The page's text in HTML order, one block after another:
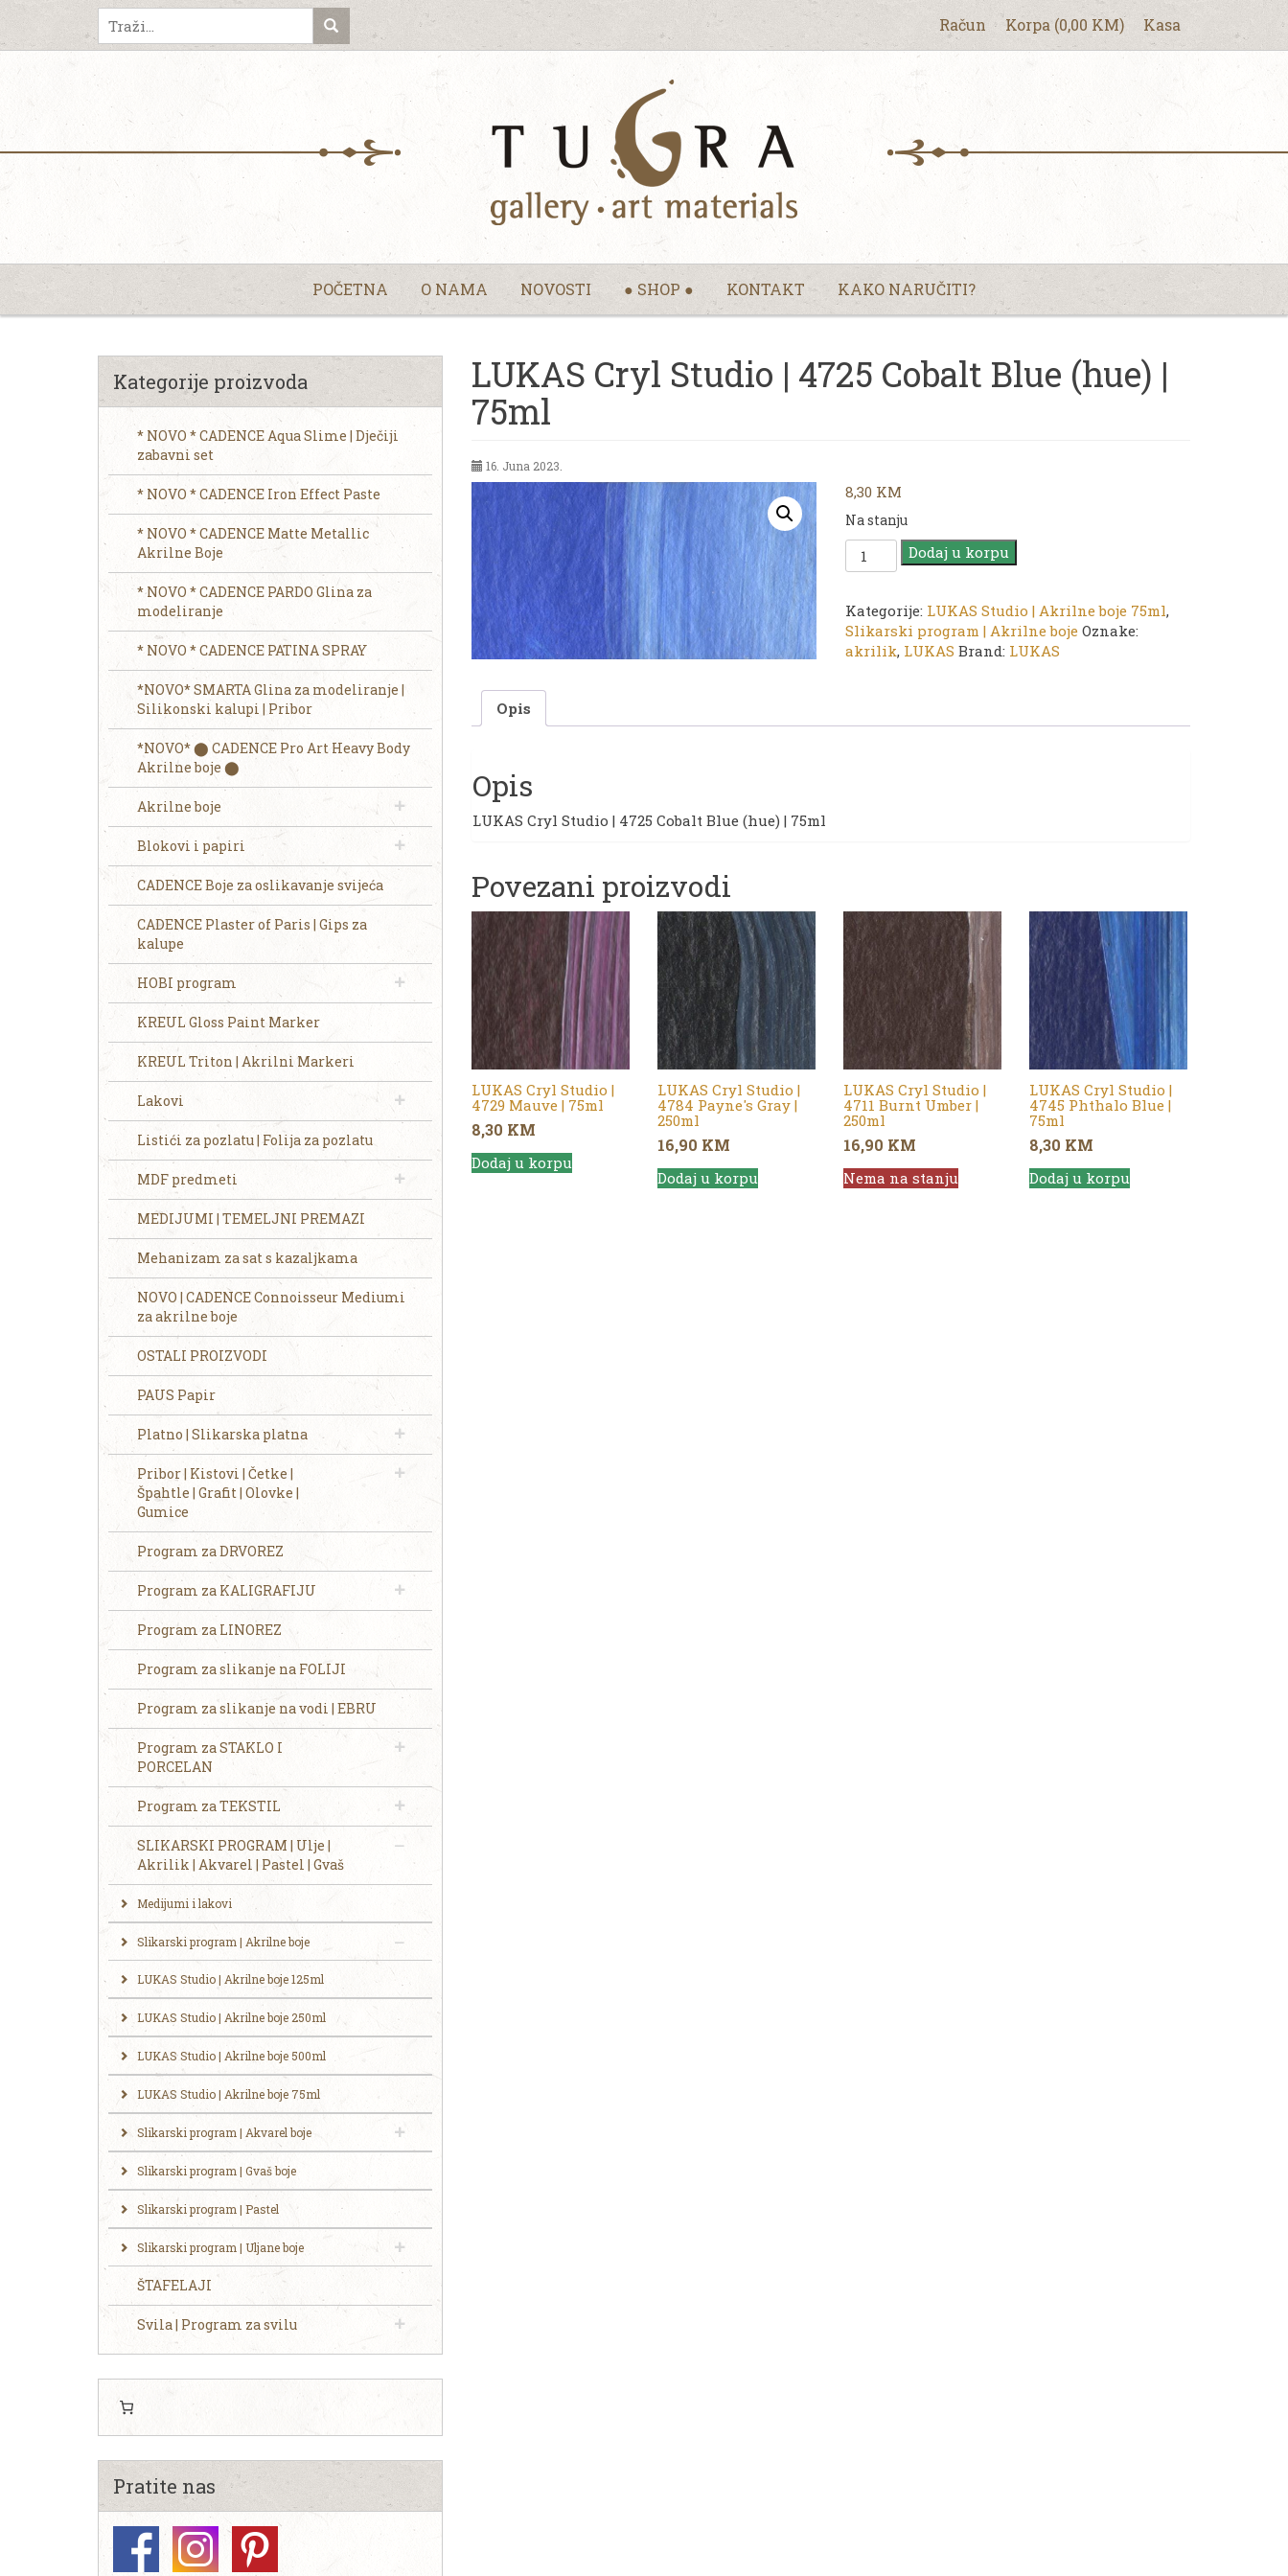
Račun Korpa (0,00 KM) Kasa
POČETNA O NAMA NOVOSTI ● SHOP ● KONTAKT KAKO NARUČITI?
LUKAS Cryl Studio | 4725 Cobalt Blue (hue) |
75ml
16. Juna 2023.
8,30 KM
Na stanju
LUKAS
Cryl
|
4725
Cobalt
75ml
Dodaj u korpu
Kategorije: LUKAS Studio | Akrilne boje 75ml,
Slikarski program | Akrilne boje Oznake:
akrilik, LUKAS Brand: LUKAS
Opis
Opis
LUKAS Cryl Studio | 4725 Cobalt Blue (hue) | 75ml
Povezani proizvodi
LUKAS Cryl Studio |
4729 Mauve | 75ml
8,30 KM
Dodaj u korpu
LUKAS Cryl Studio |
4784 Payne's Gray |
250ml
16,90 KM
Dodaj u korpu
LUKAS Cryl Studio |
4711 Burnt Umber |
250ml
16,90 KM
Nema na stanju
LUKAS Cryl Studio |
4745 Phthalo Blue |
75ml
8,30 KM
Dodaj u korpu
Kategorije proizvoda
* NOVO * CADENCE Aqua Slime | Dječiji
zabavni set
* NOVO * CADENCE Iron Effect Paste
* NOVO * CADENCE Matte Metallic
Akrilne Boje
* NOVO * CADENCE PARDO Glina za
modeliranje
* NOVO * CADENCE PATINA SPRAY
*NOVO* SMARTA Glina za modeliranje |
Silikonski kalupi | Pribor
*NOVO* ⬤ CADENCE Pro Art Heavy Body
Akrilne boje ⬤
Akrilne boje
Blokovi i papiri
CADENCE Boje za oslikavanje svijeća
CADENCE Plaster of Paris | Gips za
kalupe
HOBI program
KREUL Gloss Paint Marker
KREUL Triton | Akrilni Markeri
Lakovi
Listići za pozlatu | Folija za pozlatu
MDF predmeti
MEDIJUMI | TEMELJNI PREMAZI
Mehanizam za sat s kazaljkama
NOVO | CADENCE Connoisseur Mediumi
za akrilne boje
OSTALI PROIZVODI
PAUS Papir
Platno | Slikarska platna
Pribor | Kistovi | Četke |
Špahtle | Grafit | Olovke |
Gumice
Program za DRVOREZ
Program za KALIGRAFIJU
Program za LINOREZ
Program za slikanje na FOLIJI
Program za slikanje na vodi | EBRU
Program za STAKLO I
PORCELAN
Program za TEKSTIL
SLIKARSKI PROGRAM | Ulje |
Akrilik | Akvarel | Pastel | Gvaš
Medijumi i lakovi
Slikarski program | Akrilne boje
LUKAS Studio | Akrilne boje 125ml
LUKAS Studio | Akrilne boje 250ml
LUKAS Studio | Akrilne boje 500ml
LUKAS Studio | Akrilne boje 75ml
Slikarski program | Akvarel boje
Slikarski program | Gvaš boje
Slikarski program | Pastel
Slikarski program | Uljane boje
ŠTAFELAJI
Svila | Program za svilu
Pratite nas